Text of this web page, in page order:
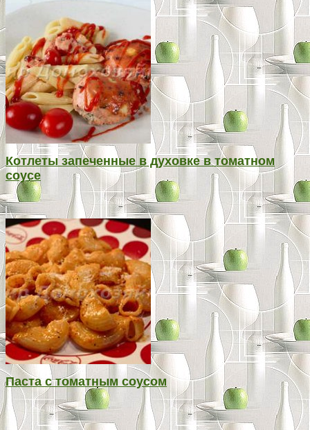
Котлеты запеченные в духовке в томатном
соусе
Паста с томатным соусом